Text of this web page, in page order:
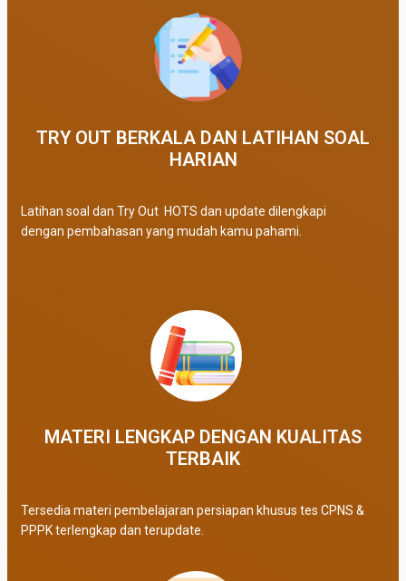
TRY OUT BERKALA DAN LATIHAN SOAL
HARIAN
Latihan soal dan Try Out HOTS dan update dilengkapi
dengan pembahasan yang mudah kamu pahami.
MATERI LENGKAP DENGAN KUALITAS
TERBAIK​
Tersedia materi pembelajaran persiapan khusus tes CPNS &
PPPK terlengkap dan terupdate.